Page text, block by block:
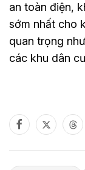
an toàn điện,
sớm nhất cho
quan trọng
các khu dân